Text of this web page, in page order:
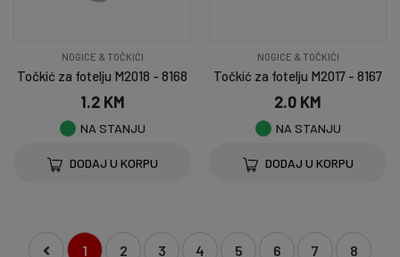
NOGICE & TOČKIĆI
Točkić za fotelju M2018 - 8168
1.2 KM
NA STANJU
DODAJ U KORPU
NOGICE & TOČKIĆI
Točkić za fotelju M2017 - 8167
2.0 KM
NA STANJU
DODAJ U KORPU
1 2 3 4 5 6 7 8